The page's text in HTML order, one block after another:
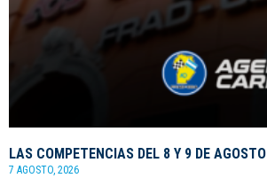
LAS COMPETENCIAS DEL 8 Y 9 DE AGOSTO
7 AGOSTO, 2026